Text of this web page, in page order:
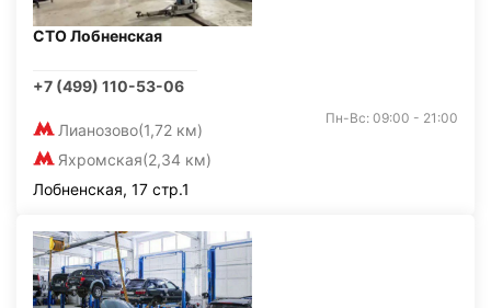
СТО Лобненская
+7 (499) 110-53-06
Лианозово(1,72 км)
Яхромская(2,34 км)
Пн-Вс: 09:00 - 21:00
Лобненская, 17 стр.1